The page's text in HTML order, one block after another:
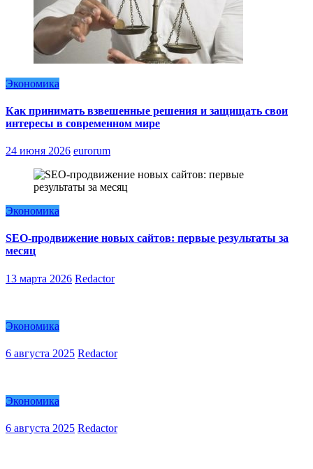
Экономика
Как принимать взвешенные решения и защищать свои
интересы в современном мире
24 июня 2026 eurorum
Экономика
SEO-продвижение новых сайтов: первые результаты за
месяц
13 марта 2026 Redactor
Экономика
6 августа 2025 Redactor
Экономика
6 августа 2025 Redactor